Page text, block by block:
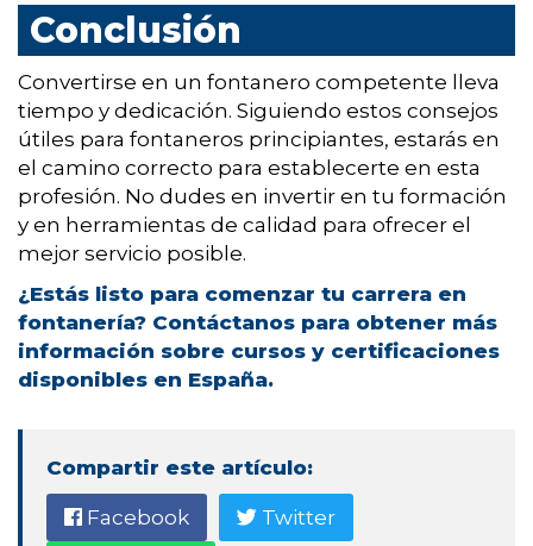
Conclusión
Convertirse en un fontanero competente lleva
tiempo y dedicación. Siguiendo estos consejos
útiles para fontaneros principiantes, estarás en
el camino correcto para establecerte en esta
profesión. No dudes en invertir en tu formación
y en herramientas de calidad para ofrecer el
mejor servicio posible.
¿Estás listo para comenzar tu carrera en
fontanería? Contáctanos para obtener más
información sobre cursos y certificaciones
disponibles en España.
Compartir este artículo:
Facebook Twitter